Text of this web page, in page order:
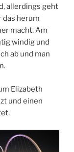
allerdings geht
das herum
macht. Am
windig und
ab und man
Elizabeth
und einen